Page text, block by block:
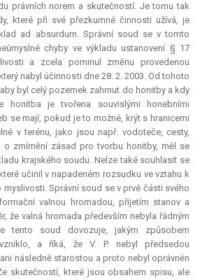
právních norem a skutečností. Je tomu tak
které při své přezkumné činnosti užívá, je
ad absurdum. Správní soud se v tomto
chyby ve výkladu ustanovení § 17
a zcela pominul změnu provedenou
nabyl účinnosti dne 28. 2. 2003. Od tohoto
byl celý pozemek zahrnut do honitby a kdy
honitba je tvořena souvislými honebními
se mají, pokud je to možné, krýt s hranicemi
v terénu, jako jsou např. vodoteče, cesty,
zmírnění zásad pro tvorbu honitby, měl se
krajského soudu. Nelze také souhlasit se
učinil v napadeném rozsudku ve vztahu k
Správní soud se v prvé části svého
valnou hromadou, přijetím stanov a
že valná hromada především nebyla řádným
tento soud dovozuje, jakým způsobem
a říká, že V. P. nebyl předsedou
následně starostou a proto nebyl oprávněn
skutečností, které jsou obsahem spisu, ale